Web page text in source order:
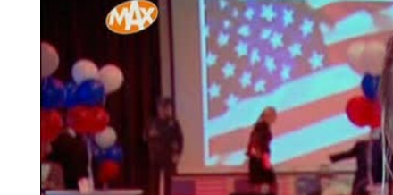
TERUG NAAR TOEN